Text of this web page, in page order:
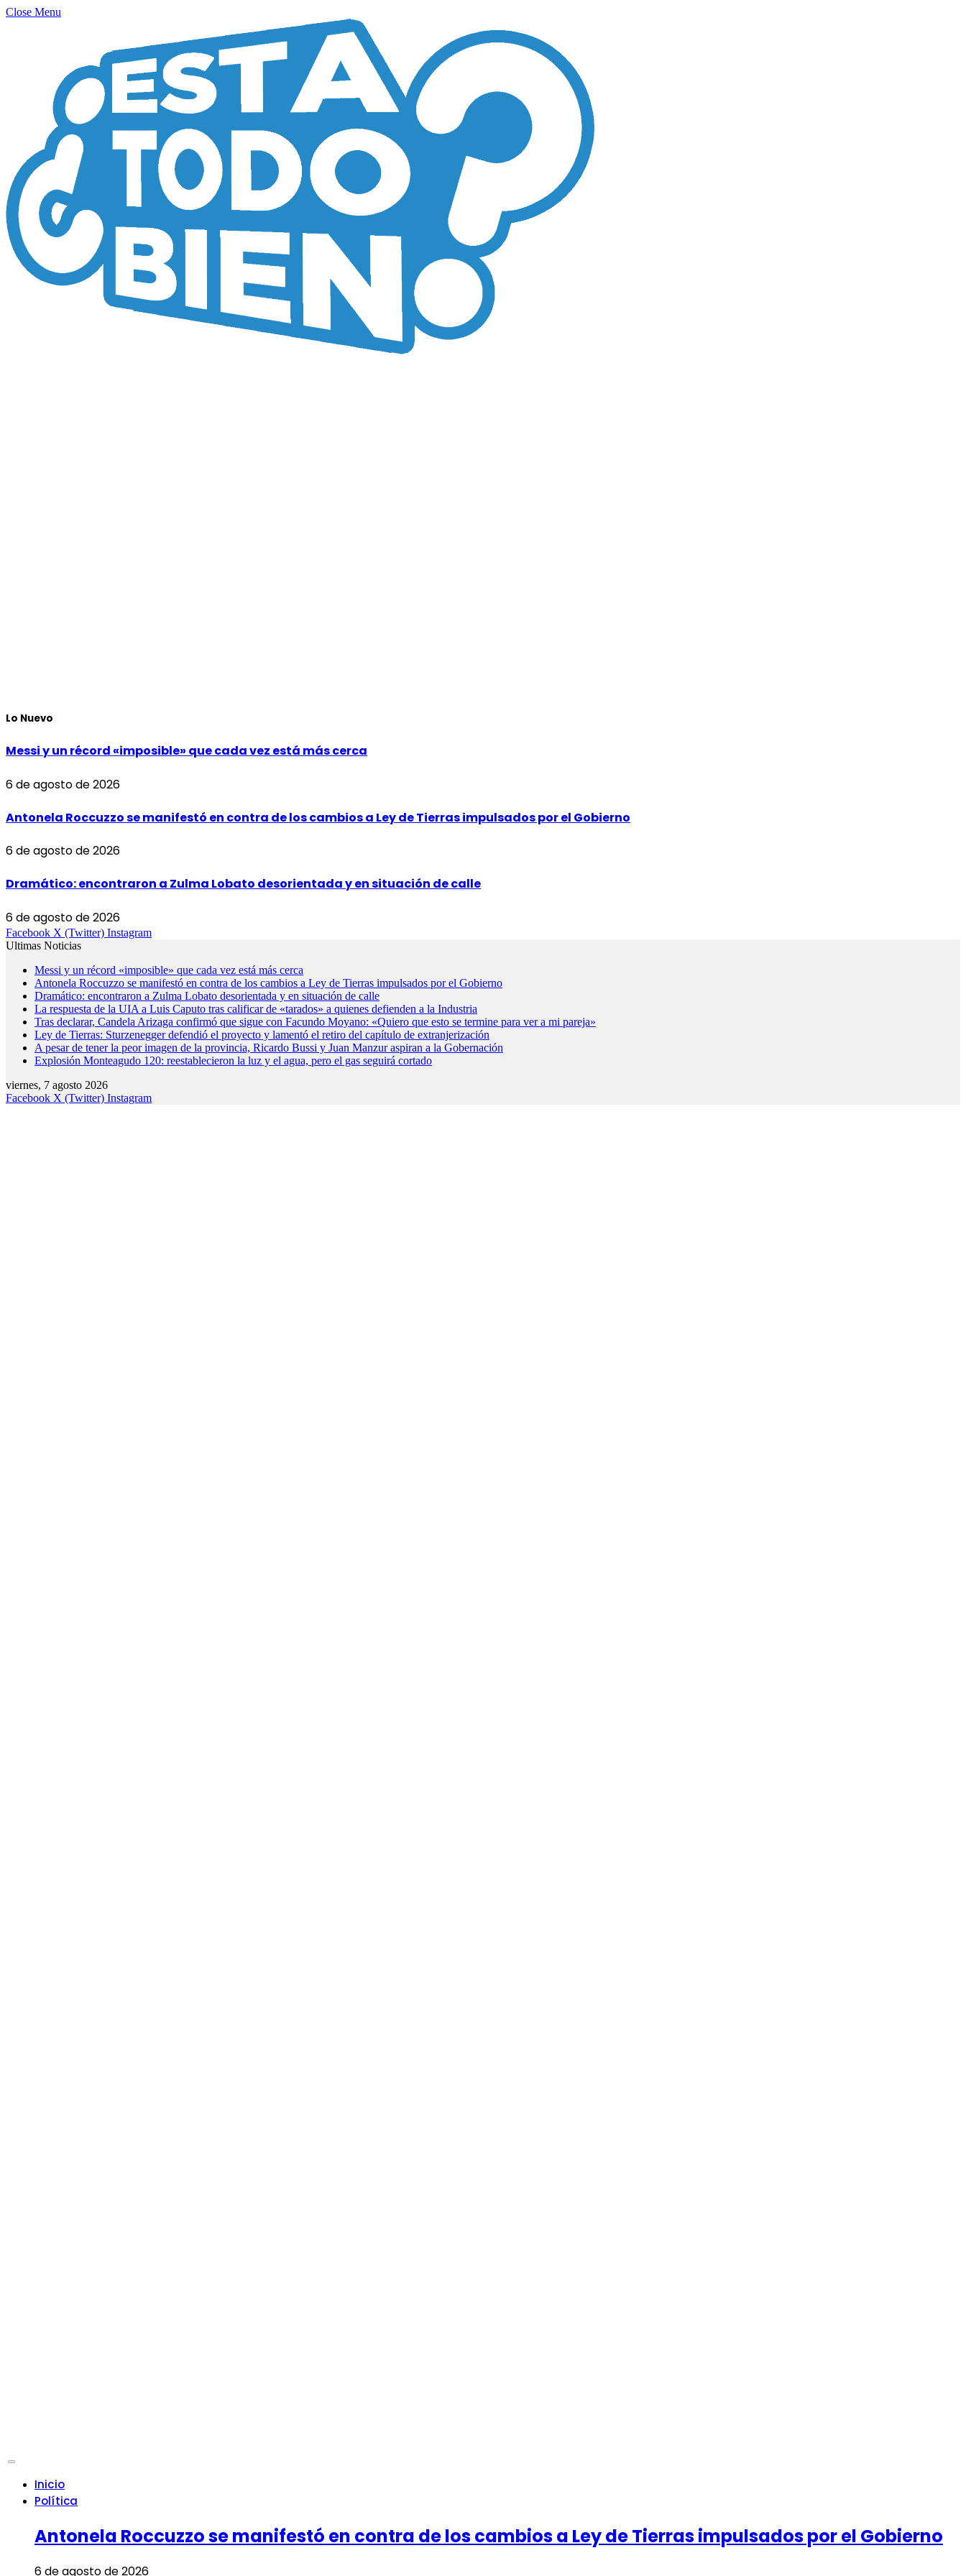
Close Menu
Lo Nuevo
Messi y un récord «imposible» que cada vez está más cerca
6 de agosto de 2026
Antonela Roccuzzo se manifestó en contra de los cambios a Ley de Tierras impulsados por el Gobierno
6 de agosto de 2026
Dramático: encontraron a Zulma Lobato desorientada y en situación de calle
6 de agosto de 2026
Facebook X (Twitter) Instagram
Ultimas Noticias
Messi y un récord «imposible» que cada vez está más cerca
Antonela Roccuzzo se manifestó en contra de los cambios a Ley de Tierras impulsados por el Gobierno
Dramático: encontraron a Zulma Lobato desorientada y en situación de calle
La respuesta de la UIA a Luis Caputo tras calificar de «tarados» a quienes defienden a la Industria
Tras declarar, Candela Arizaga confirmó que sigue con Facundo Moyano: «Quiero que esto se termine para ver a mi pareja»
Ley de Tierras: Sturzenegger defendió el proyecto y lamentó el retiro del capítulo de extranjerización
A pesar de tener la peor imagen de la provincia, Ricardo Bussi y Juan Manzur aspiran a la Gobernación
Explosión Monteagudo 120: reestablecieron la luz y el agua, pero el gas seguirá cortado
viernes, 7 agosto 2026
Facebook X (Twitter) Instagram
Inicio
Política
Antonela Roccuzzo se manifestó en contra de los cambios a Ley de Tierras impulsados por el Gobierno
6 de agosto de 2026